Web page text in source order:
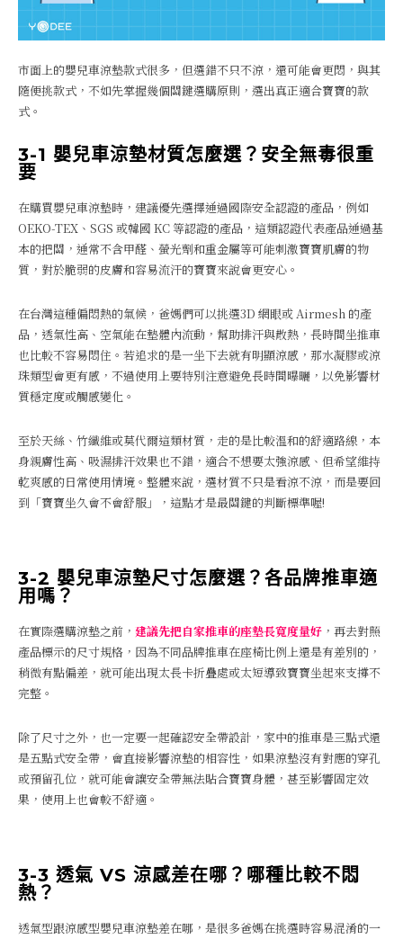
市面上的嬰兒車涼墊款式很多，但選錯不只不涼，還可能會更悶，與其
隨便挑款式，不如先掌握幾個關鍵選購原則，選出真正適合寶寶的款
式。
3-1 嬰兒車涼墊材質怎麼選？安全無毒很重
要
在購買嬰兒車涼墊時，建議優先選擇通過國際安全認證的產品，例如
OEKO-TEX、SGS 或韓國 KC 等認證的產品，這類認證代表產品通過基
本的把關，通常不含甲醛、螢光劑和重金屬等可能刺激寶寶肌膚的物
質，對於脆弱的皮膚和容易流汗的寶寶來說會更安心。
在台灣這種偏悶熱的氣候，爸媽們可以挑選3D 網眼或 Airmesh 的產
品，透氣性高、空氣能在墊體內流動，幫助排汗與散熱，長時間坐推車
也比較不容易悶住。若追求的是一坐下去就有明顯涼感，那水凝膠或涼
珠類型會更有感，不過使用上要特別注意避免長時間曝曬，以免影響材
質穩定度或觸感變化。
至於天絲、竹纖維或莫代爾這類材質，走的是比較溫和的舒適路線，本
身親膚性高、吸濕排汗效果也不錯，適合不想要太強涼感、但希望維持
乾爽感的日常使用情境。整體來說，選材質不只是看涼不涼，而是要回
到「寶寶坐久會不會舒服」，這點才是最關鍵的判斷標準喔!
3-2 嬰兒車涼墊尺寸怎麼選？各品牌推車適
用嗎？
在實際選購涼墊之前， 建議先把自家推車的座墊長寬度量好 ，再去對照
產品標示的尺寸規格，因為不同品牌推車在座椅比例上還是有差別的，
稍微有點偏差，就可能出現太長卡折疊處或太短導致寶寶坐起來支撐不
完整。
除了尺寸之外，也一定要一起確認安全帶設計，家中的推車是三點式還
是五點式安全帶，會直接影響涼墊的相容性，如果涼墊沒有對應的穿孔
或預留孔位，就可能會讓安全帶無法貼合寶寶身體，甚至影響固定效
果，使用上也會較不舒適。
3-3 透氣 VS 涼感差在哪？哪種比較不悶
熱？
透氣型跟涼感型嬰兒車涼墊差在哪，是很多爸媽在挑選時容易混淆的一